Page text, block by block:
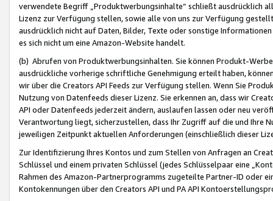
verwendete Begriff „Produktwerbungsinhalte“ schließt ausdrücklich
Lizenz zur Verfügung stellen, sowie alle von uns zur Verfügung
ausdrücklich nicht auf Daten, Bilder, Texte oder sonstige
es sich nicht um eine Amazon-Website handelt.
(b) Abrufen von Produktwerbungsinhalten. Sie können Produkt-
ausdrückliche vorherige schriftliche Genehmigung erteilt haben,
wir über die Creators API Feeds zur Verfügung stellen. Wenn Sie
Nutzung von Datenfeeds dieser Lizenz. Sie erkennen an, dass wir
API oder Datenfeeds jederzeit ändern, auslaufen lassen oder neu
Verantwortung liegt, sicherzustellen, dass Ihr Zugriff auf die und Ihre
jeweiligen Zeitpunkt aktuellen Anforderungen (einschließlich dieser
Zur Identifizierung Ihres Kontos und zum Stellen von Anfragen an
Schlüssel und einem privaten Schlüssel (jedes Schlüsselpaar eine
Rahmen des Amazon-Partnerprogramms zugeteilte Partner-ID oder
Kontokennungen über den Creators API und PA API